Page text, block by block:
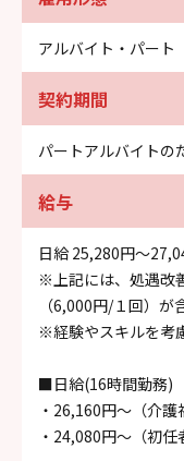
アルバイト・パート
契約期間
パートアルバイトの
給与
日給 25,280円〜
※上記には、処遇改
（6,000円/１回）が
※経験やスキルを考
■日給(16時間勤務)
・26,160円～（介護
・24,080円～（初任